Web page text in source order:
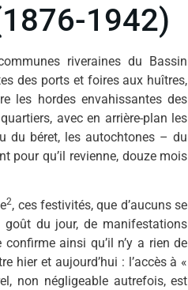
1942)
riveraines du Bassin
des ports et foires aux huîtres,
les hor­des envahissantes des
avec en arriè­re-plan les
du béret, les autochtones – du
pour qu’il revienne, douze mois
2, ces festivités, que d’aucuns se
du jour, de manifestations
con­firme ainsi qu’il n’y a rien de
hier et aujourd’hui : l’accès à «
non négligeable autre­fois, est